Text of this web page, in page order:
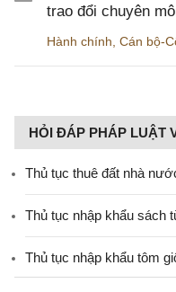
trao đổi chuyên
Hành chính Cán bộ-
HỎI ĐÁP PHÁP LUẬT
Thủ tục thuê đất nhà
Thủ tục nhập khẩu sách
Thủ tục nhập khẩu tôm